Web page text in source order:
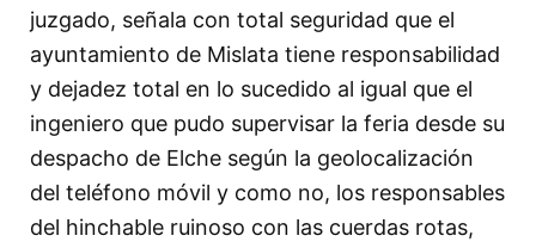
juzgado, señala con total seguridad que el
ayuntamiento de Mislata tiene responsabilidad
y dejadez total en lo sucedido al igual que el
ingeniero que pudo supervisar la feria desde su
despacho de Elche según la geolocalización
del teléfono móvil y como no, los responsables
del hinchable ruinoso con las cuerdas rotas,